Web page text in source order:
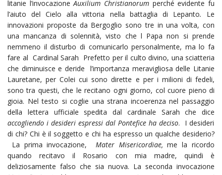
litanie l’invocazione Auxilium Christianorum perché evidente fu
l’aiuto del Cielo alla vittoria nella battaglia di Lepanto. Le
innovazioni proposte da Bergoglio sono tre in una volta, con
una mancanza di solennità, visto che l Papa non si prende
nemmeno il disturbo di comunicarlo personalmente, ma lo fa
fare al Cardinal Sarah Prefetto per il culto divino, una sciatteria
che diminuisce e deride l’importanza meravigliosa delle Litanie
Lauretane, per Colei cui sono dirette e per i milioni di fedeli,
sono tra questi, che le recitano ogni giorno, col cuore pieno di
gioia. Nel testo si coglie una strana incoerenza nel passaggio
della lettera ufficiale spedita dal cardinale Sarah che dice
accogliendo i desideri espressi dal Pontefice ha deciso. I desideri
di chi? Chi è il soggetto e chi ha espresso un qualche desiderio?
La prima invocazione, Mater Misericordiae,me la ricordo
quando recitavo il Rosario con mia madre, quindi è
deliziosamente falso che sia nuova. La seconda invocazione